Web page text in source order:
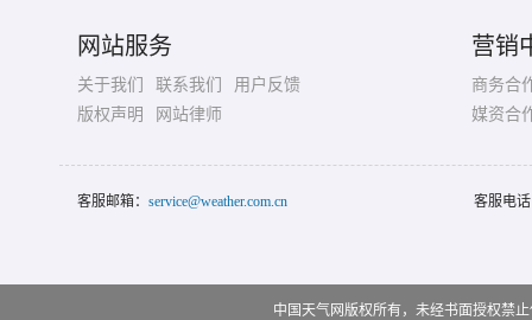
网站服务
关于我们 联系我们
用户反馈
版权声明
网站律师
营销
商务合
媒资合
客服邮箱： service@weather.com.cn 客服电
中国天气网版权所有，未经书面授权